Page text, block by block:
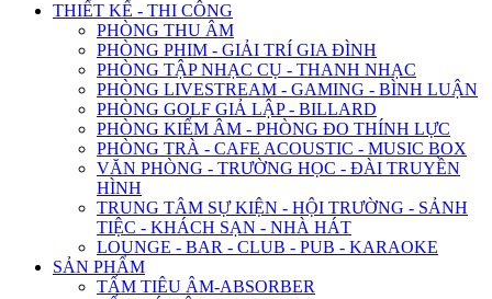
THIẾT KẾ - THI CÔNG
PHÒNG THU ÂM
PHÒNG PHIM - GIẢI TRÍ GIA ĐÌNH
PHÒNG TẬP NHẠC CỤ - THANH NHẠC
PHÒNG LIVESTREAM - GAMING - BÌNH LUẬN
PHÒNG GOLF GIẢ LẬP - BILLARD
PHÒNG KIỂM ÂM - PHÒNG ĐO THÍNH LỰC
PHÒNG TRÀ - CAFE ACOUSTIC - MUSIC BOX
VĂN PHÒNG - TRƯỜNG HỌC - ĐÀI TRUYỀN
HÌNH
TRUNG TÂM SỰ KIỆN - HỘI TRƯỜNG - SẢNH
TIỆC - KHÁCH SẠN - NHÀ HÁT
LOUNGE - BAR - CLUB - PUB - KARAOKE
SẢN PHẨM
TẤM TIÊU ÂM-ABSORBER